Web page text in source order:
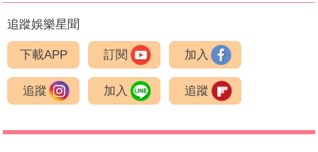
追蹤娛樂星聞
下載APP 訂閱 加入
追蹤 加入 追蹤